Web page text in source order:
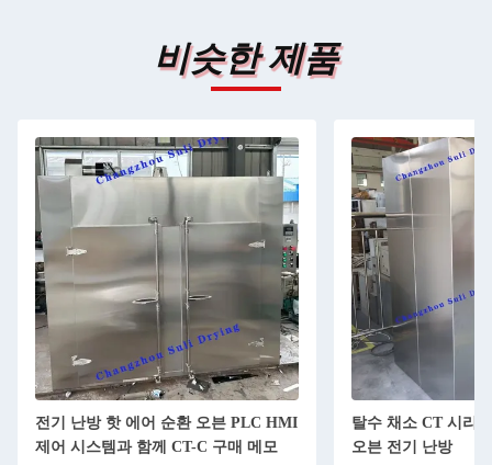
비슷한 제품
전기 난방 핫 에어 순환 오븐 PLC HMI
제어 시스템과 함께 CT-C 구매 메모
탈수 채소 CT 시리
오븐 전기 난방